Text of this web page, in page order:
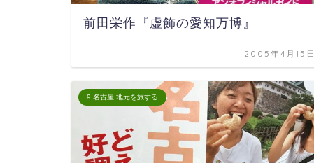
前田栄作『虚飾の愛知万博』
2005年4月15日
9 名古屋 地元を旅する